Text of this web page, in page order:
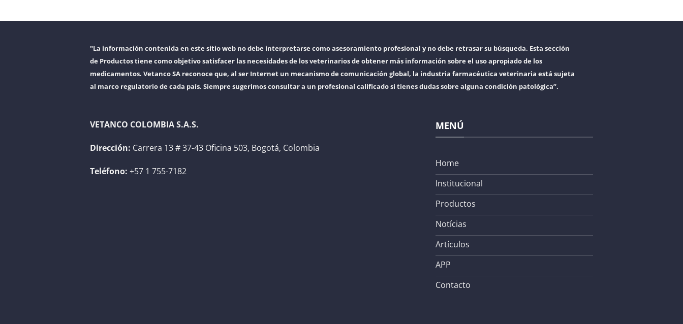
"La información contenida en este sitio web no debe interpretarse como asesoramiento profesional y no debe retrasar su búsqueda. Esta sección
de Productos tiene como objetivo satisfacer las necesidades de los veterinarios de obtener más información sobre el uso apropiado de los
medicamentos. Vetanco SA reconoce que, al ser Internet un mecanismo de comunicación global, la industria farmacéutica veterinaria está sujeta
al marco regulatorio de cada país. Siempre sugerimos consultar a un profesional calificado si tienes dudas sobre alguna condición patológica”.
VETANCO COLOMBIA S.A.S.
Dirección: Carrera 13 # 37-43 Oficina 503, Bogotá, Colombia
Teléfono: +57 1 755-7182
MENÚ
Home
Institucional
Productos
Notícias
Artículos
APP
Contacto